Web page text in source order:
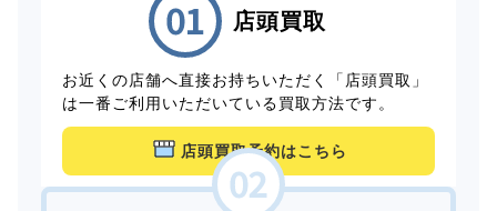
店頭買取
お近くの店舗へ直接お持ちいただく「店頭買取」
は一番ご利用いただいている買取方法です。
店頭買取予約はこちら